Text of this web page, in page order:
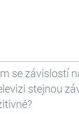
se závislostí
stejnou